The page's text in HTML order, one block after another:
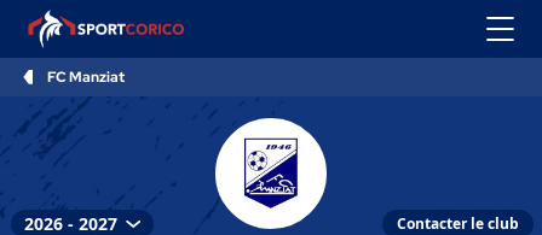
FC Manziat
Contacter le club